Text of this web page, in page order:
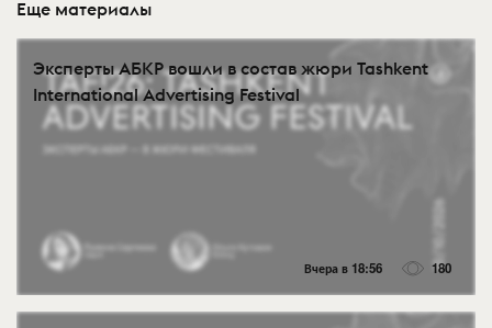
Еще материалы
Эксперты АБКР вошли в состав жюри Tashkent
International Advertising Festival
Вчера в 18:56 180